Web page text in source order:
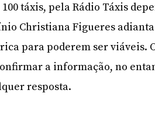
táxis, pela Rádio Táxis
Christiana Figueres
para poderem ser viáveis.
a informação, no
resposta.